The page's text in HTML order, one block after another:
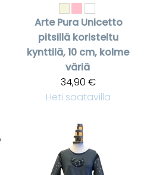
Arte Pura Unicetto
pitsillä koristeltu
kynttilä, 10 cm, kolme
väriä
34,90 €
Heti saatavilla